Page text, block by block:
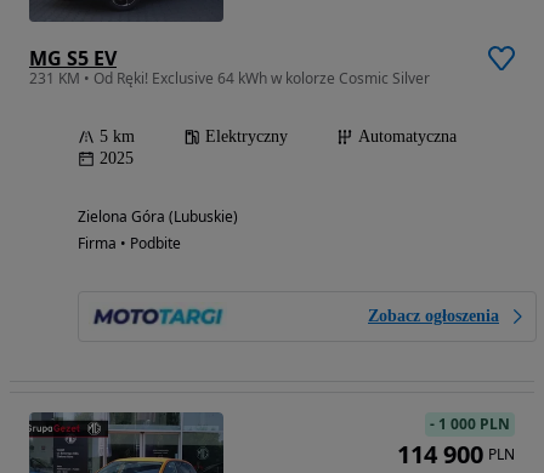
MG S5 EV
231 KM • Od Ręki! Exclusive 64 kWh w kolorze Cosmic Silver
5 km Elektryczny
Automatyczna
2025
Zielona Góra (Lubuskie)
Firma • Podbite
Zobacz ogłoszenia
- 1 000 PLN
114 900 PLN